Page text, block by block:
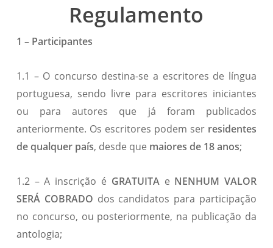
Regulamento
1 – Participantes
1.1 – O concurso destina-se a escritores de língua
portuguesa, sendo livre para escritores iniciantes
ou para autores que já foram publicados
anteriormente. Os escritores podem ser residentes
de qualquer país, desde que maiores de 18 anos;
1.2 – A inscrição é GRATUITAe NENHUM VALOR
SERÁ COBRADO dos candidatos para participação
no concurso, ou posteriormente, na publicação da
antologia;